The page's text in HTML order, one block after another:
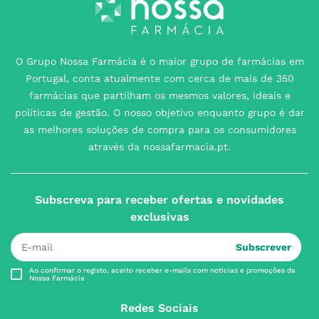
O Grupo Nossa Farmácia é o maior grupo de farmácias em
Portugal, conta atualmente com cerca de mais de 350
farmácias que partilham os mesmos valores, ideais e
políticas de gestão. O nosso objetivo enquanto grupo é dar
as melhores soluções de compra para os consumidores
através da nossafarmacia.pt.
Subscreva para receber ofertas e novidades
exclusivas
Subscrever
Ao confirmar o registo, aceito receber e-mails com notícias e promoções da
Nossa Farmácia
Redes Sociais